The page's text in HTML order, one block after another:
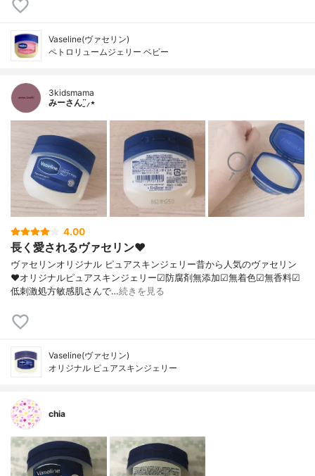
Vaseline(ヴァセリン)
ペトロリュームジェリー ベビー
3kidsmama
みーさん¨̮⸝⋆
4.00
長く愛されるヴァセリン♥︎
ヴァセリンオリジナル ピュアスキンジェリー昔から人気のヴァセリン
♥︎オリジナルピュアスキンジェリー☑︎防腐剤無添加☑︎無着色☑︎無香料☑︎
低刺激処方敏感肌さんで…続きを見る
Vaseline(ヴァセリン)
オリジナル ピュアスキンジェリー
chia